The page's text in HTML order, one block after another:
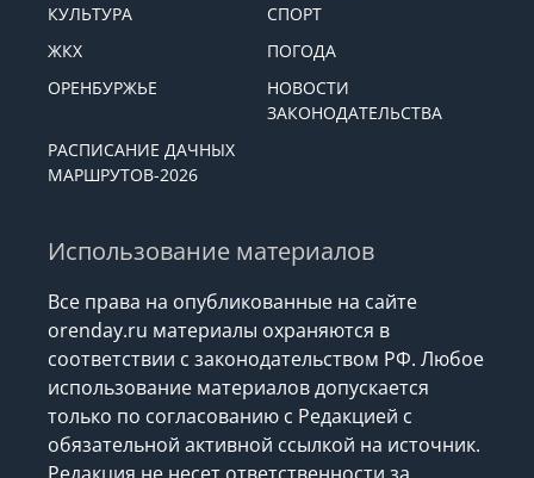
КУЛЬТУРА
СПОРТ
ЖКХ
ПОГОДА
ОРЕНБУРЖЬЕ
НОВОСТИ
ЗАКОНОДАТЕЛЬСТВА
РАСПИСАНИЕ ДАЧНЫХ
МАРШРУТОВ-2026
Использование материалов
Все права на опубликованные на сайте
orenday.ru материалы охраняются в
соответствии с законодательством РФ. Любое
использование материалов допускается
только по согласованию с Редакцией с
обязательной активной ссылкой на источник.